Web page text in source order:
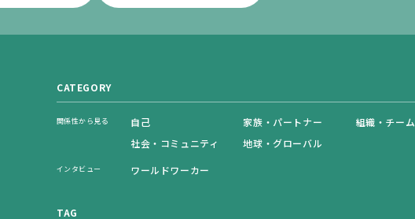
CATEGORY
関係性から見る 自己 家族・パートナー
組織・チーム
社会・コミュニティ
地球・グローバル
インタビュー ワールドワーカー
TAG